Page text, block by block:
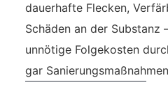
dauerhafte Flecken,
Schäden an der Substanz
unnötige Folgekosten
gar